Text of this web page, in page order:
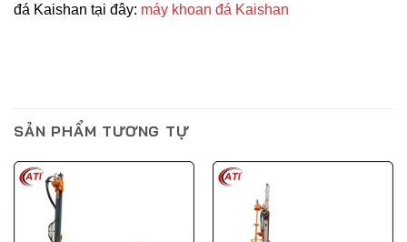
đá Kaishan tại đây: máy khoan đá Kaishan
SẢN PHẨM TƯƠNG TỰ